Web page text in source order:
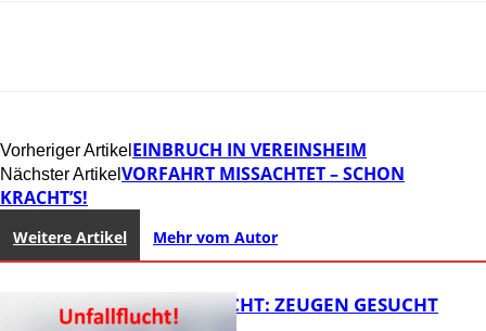
Vorheriger Artikel EINBRUCH IN VEREINSHEIM
Nächster Artikel VORFAHRT MISSACHTET – SCHON
KRACHT’S!
Weitere Artikel Mehr vom Autor
UNFALLFLUCHT: ZEUGEN GESUCHT